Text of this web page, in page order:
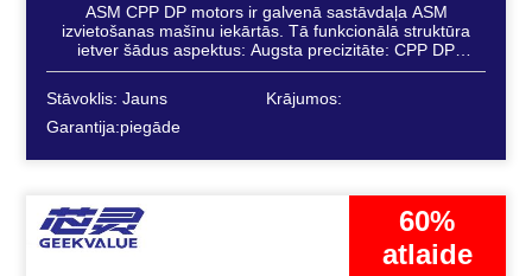
ASM CPP DP motors ir galvenā sastāvdaļa ASM
izvietošanas mašīnu iekārtās. Tā funkcionālā struktūra
ietver šādus aspektus: Augsta precizitāte: CPP DP
motoram ir augsta precizitāte, un tas ir piemērots...
Stāvoklis: Jauns
Krājumos:
Garantija:piegāde
60%
atlaide